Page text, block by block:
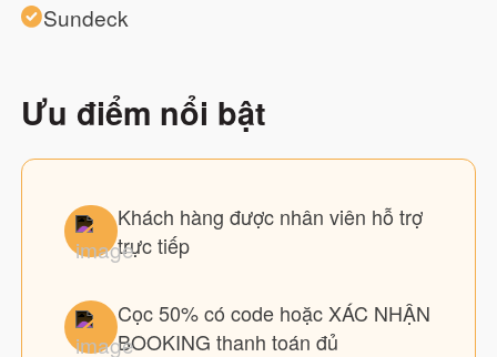
Sundeck
Ưu điểm nổi bật
Khách hàng được nhân viên hỗ trợ
trực tiếp
Cọc 50% có code hoặc XÁC NHẬN
BOOKING thanh toán đủ